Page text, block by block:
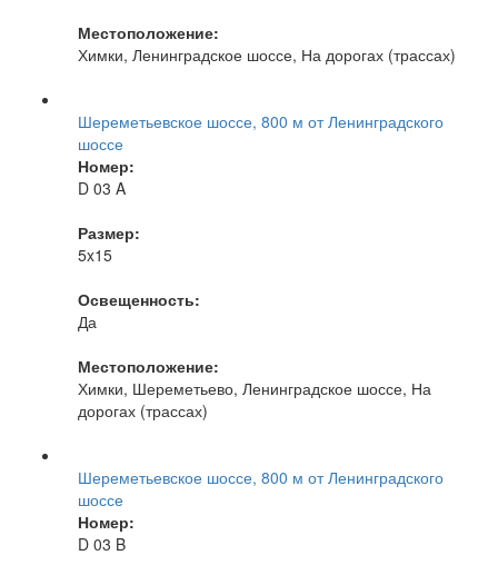
Местоположение:
Химки, Ленинградское шоссе, На дорогах (трассах)
Шереметьевское шоссе, 800 м от Ленинградского
шоссе
Номер:
D 03 A
Размер:
5x15
Освещенность:
Да
Местоположение:
Химки, Шереметьево, Ленинградское шоссе, На
дорогах (трассах)
Шереметьевское шоссе, 800 м от Ленинградского
шоссе
Номер:
D 03 B